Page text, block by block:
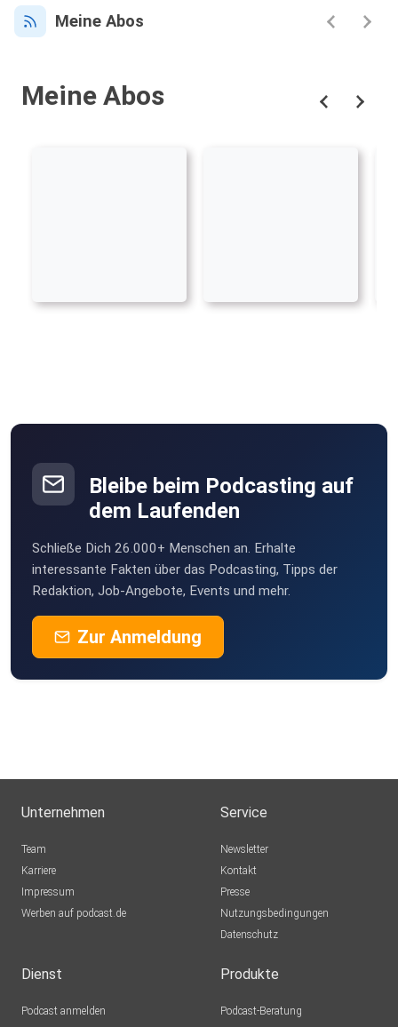
Meine Abos
Meine Abos
Bleibe beim Podcasting auf
dem Laufenden
Schließe Dich 26.000+ Menschen an. Erhalte
interessante Fakten über das Podcasting, Tipps der
Redaktion, Job-Angebote, Events und mehr.
Zur Anmeldung
Unternehmen
Team
Karriere
Impressum
Werben auf podcast.de
Service
Newsletter
Kontakt
Presse
Nutzungsbedingungen
Datenschutz
Dienst
Podcast anmelden
Produkte
Podcast-Beratung